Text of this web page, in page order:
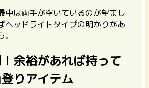
中は両手が空いているのが望まし
ヘッドライトタイプの明かりがあ
余裕があれば持って
りアイテム